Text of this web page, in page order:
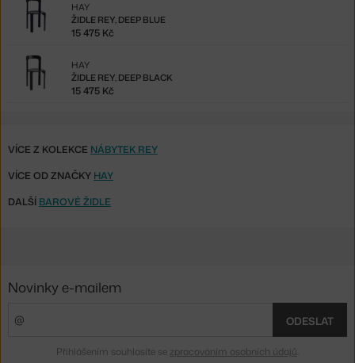
ŽIDLE REY, DEEP BLUE
HAY
15 475 Kč
ŽIDLE REY, DEEP BLACK
HAY
15 475 Kč
VÍCE Z KOLEKCE NÁBYTEK REY
VÍCE OD ZNAČKY HAY
DALŠÍ BAROVÉ ŽIDLE
Novinky e-mailem
ODESLAT
Přihlášením souhlasíte se zpracováním osobních údajů